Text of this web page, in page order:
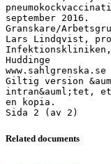
september 2016.
Granskare/
Lars Lindqvist,
Huddinge
www.sahlgrenska.se
Giltig version
intran&auml;tet,
en kopia.
Related documents